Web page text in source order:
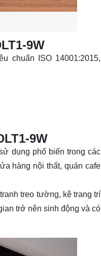
9W
chuẩn ISO 14001:2015,
9W
dụng phổ biến trong các
hàng nội thất, quán cafe
treo tường, kệ trang trí
trở nên sinh động và có